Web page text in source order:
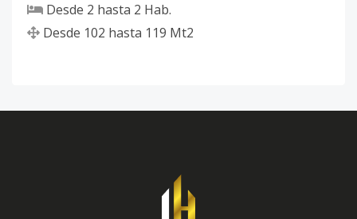
Desde 2 hasta 2 Hab.
Desde 102 hasta 119 Mt2